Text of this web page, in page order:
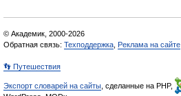
© Академик, 2000-2026
Обратная связь: Техподдержка Реклама на сайте
👣 Путешествия
Экспорт словарей на сайты , сделанные на PHP,